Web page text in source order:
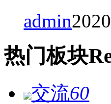
admin
热门板块
交流60